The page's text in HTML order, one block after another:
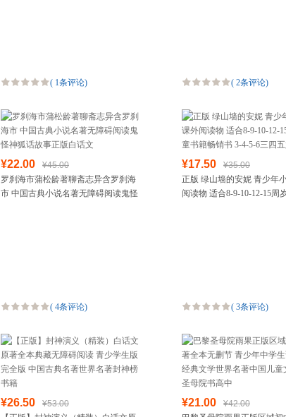
( 1条评论) ( 2条评论)
¥22.00
¥45.00
罗刹海市蒲松龄著聊斋志异含罗刹海
市 中国古典小说名著无障碍阅读鬼怪
( 4条评论)
¥17.50
¥35.00
正版 绿山墙的安妮 青少年
阅读物 适合8-9-10-12-15周
( 3条评论)
¥26.50
¥53.00
¥21.00
¥42.00